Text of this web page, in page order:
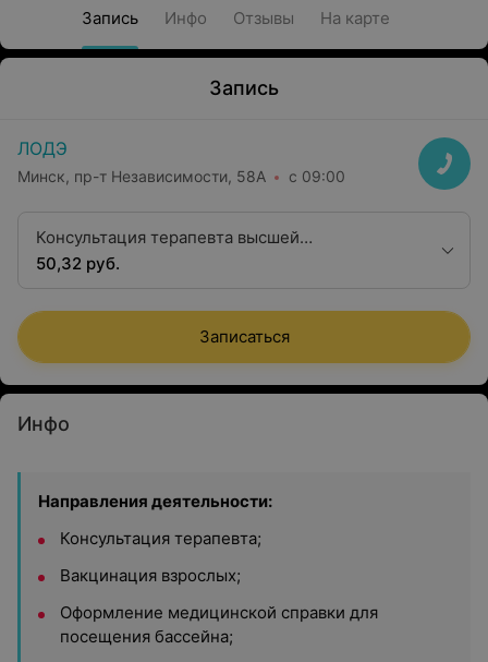
Запись Инфо Отзывы На карте
Запись
ЛОДЭ
Минск, пр-т Независимости, 58А с 09:00
Консультация терапевта высшей
квалификационной категории
50,32 руб.
Записаться
Инфо
Направления деятельности:
Консультация терапевта;
Вакцинация взрослых;
Оформление медицинской справки для
посещения бассейна;